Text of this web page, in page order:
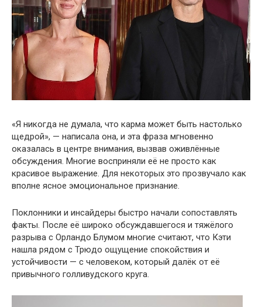
«Я никогда не думала, что карма может быть настолько
щедрой», — написала она, и эта фраза мгновенно
оказалась в центре внимания, вызвав оживлённые
обсуждения. Многие восприняли её не просто как
красивое выражение. Для некоторых это прозвучало как
вполне ясное эмоциональное признание.
Поклонники и инсайдеры быстро начали сопоставлять
факты. После её широко обсуждавшегося и тяжёлого
разрыва с Орландо Блумом многие считают, что Кэти
нашла рядом с Трюдо ощущение спокойствия и
устойчивости — с человеком, который далёк от её
привычного голливудского круга.